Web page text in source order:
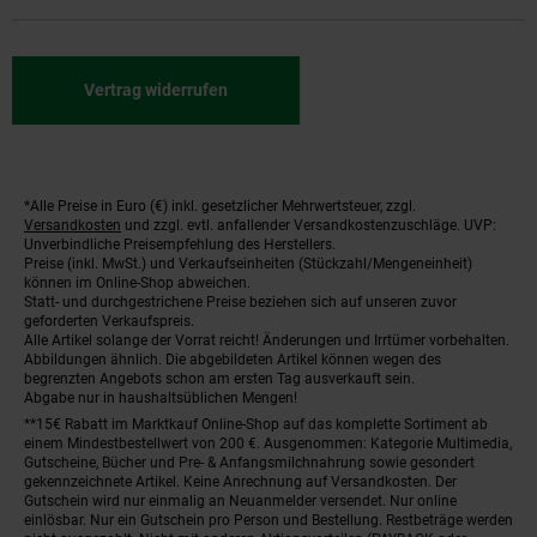
Vertrag widerrufen
Fußnoten
*Alle Preise in Euro (€) inkl. gesetzlicher Mehrwertsteuer, zzgl.
Versandkosten und zzgl. evtl. anfallender Versandkostenzuschläge. UVP:
Unverbindliche Preisempfehlung des Herstellers.
Preise (inkl. MwSt.) und Verkaufseinheiten (Stückzahl/Mengeneinheit)
können im Online-Shop abweichen.
Statt- und durchgestrichene Preise beziehen sich auf unseren zuvor
geforderten Verkaufspreis.
Alle Artikel solange der Vorrat reicht! Änderungen und Irrtümer vorbehalten.
Abbildungen ähnlich. Die abgebildeten Artikel können wegen des
begrenzten Angebots schon am ersten Tag ausverkauft sein.
Abgabe nur in haushaltsüblichen Mengen!
**15€ Rabatt im Marktkauf Online-Shop auf das komplette Sortiment ab
einem Mindestbestellwert von 200 €. Ausgenommen: Kategorie Multimedia,
Gutscheine, Bücher und Pre- & Anfangsmilchnahrung sowie gesondert
gekennzeichnete Artikel. Keine Anrechnung auf Versandkosten. Der
Gutschein wird nur einmalig an Neuanmelder versendet. Nur online
einlösbar. Nur ein Gutschein pro Person und Bestellung. Restbeträge werden